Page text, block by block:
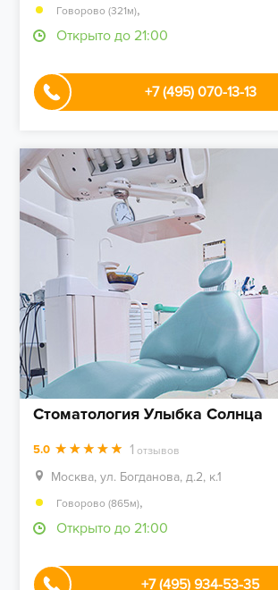
Говорово (321м),
Открыто до 21:00
+7 (495) 070-13-13
Стоматология Улыбка Солнца
5.0 1 отзывов
Москва, ул. Богданова, д.2, к.1
Говорово (865м),
Открыто до 21:00
+7 (495) 934-53-35